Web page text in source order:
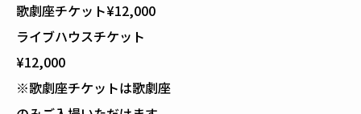
歌劇座チケット¥12,000
ライブハウスチケット
¥12,000
※歌劇座チケットは歌劇座